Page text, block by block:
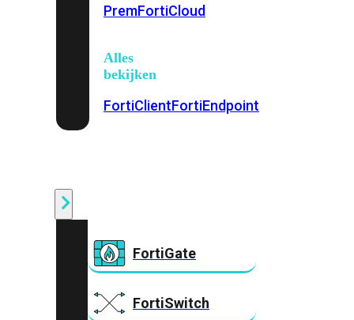
PremFortiCloud
Alles
bekijken
FortiClientFortiEndpoint
FortiGate
FortiSwitch